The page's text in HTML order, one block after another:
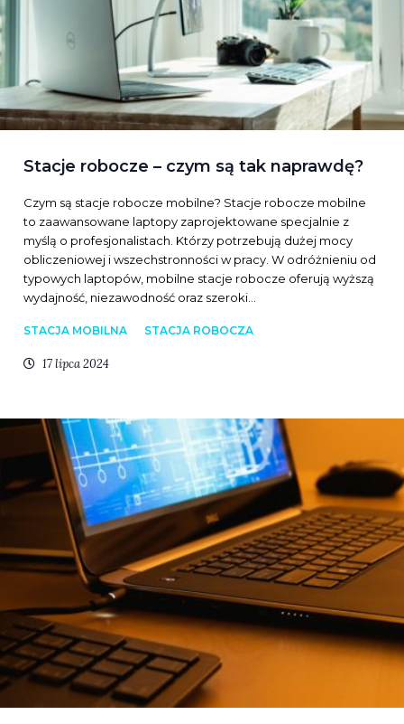
Stacje robocze – czym są tak naprawdę?
Czym są stacje robocze mobilne? Stacje robocze mobilne
to zaawansowane laptopy zaprojektowane specjalnie z
myślą o profesjonalistach. Którzy potrzebują dużej mocy
obliczeniowej i wszechstronności w pracy. W odróżnieniu od
typowych laptopów, mobilne stacje robocze oferują wyższą
wydajność, niezawodność oraz szeroki…
STACJA MOBILNA STACJA ROBOCZA
17 lipca 2024